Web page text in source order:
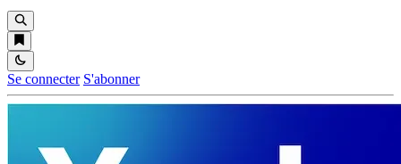
Se connecter S'abonner